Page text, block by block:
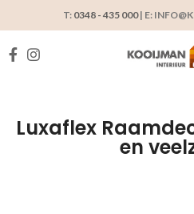
T: 0348 - 435 000| E:
Luxaflex
en